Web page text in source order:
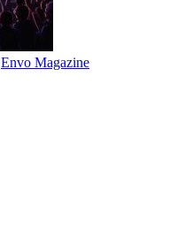
Envo Magazine